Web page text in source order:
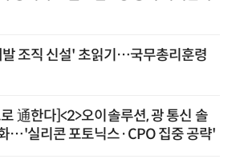
발 조직 신설' 초읽기…국무총리훈령
通한다]<2>오이솔루션, 광 통신 솔
…'실리콘 포토닉스·CPO 집중 공략'